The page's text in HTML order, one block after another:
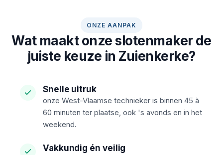
ONZE AANPAK
Wat maakt onze slotenmaker de
juiste keuze in Zuienkerke?
Snelle uitruk
onze West-Vlaamse technieker is binnen 45 à
60 minuten ter plaatse, ook 's avonds en in het
weekend.
Vakkundig én veilig